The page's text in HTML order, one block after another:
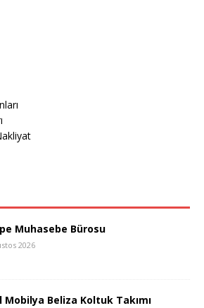
Muhasebe Bürosu
2026
Mobilya Beliza Koltuk Takımı